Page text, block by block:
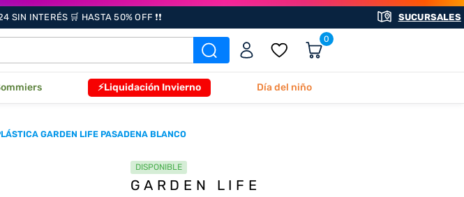
SIN INTERÉS 🛒 HASTA 50% OFF ❗❗ SUCURSALES
0
⚡Liquidación Invierno Día del niño
GARDEN LIFE PASADENA BLANCO
DISPONIBLE
GARDEN LIFE